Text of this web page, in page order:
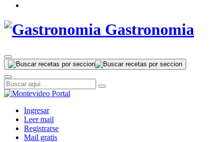
Gastronomia
Ingresar
Leer mail
Registrarse
Mail gratis